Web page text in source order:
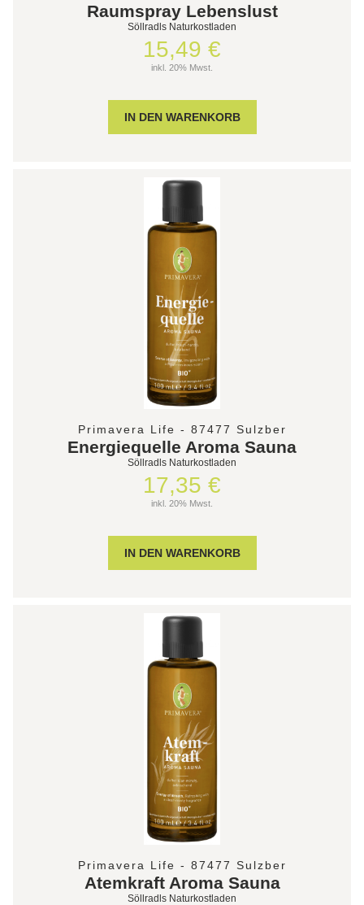
Raumspray Lebenslust
Söllradls Naturkostladen
15,49 €
inkl. 20% Mwst.
Primavera Life - 87477 Sulzber
Energiequelle Aroma Sauna
Söllradls Naturkostladen
17,35 €
inkl. 20% Mwst.
Primavera Life - 87477 Sulzber
Atemkraft Aroma Sauna
Söllradls Naturkostladen